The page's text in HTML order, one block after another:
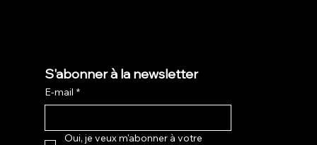
S'abonner à la newsletter
E-mail *
Oui, je veux m'abonner à votre